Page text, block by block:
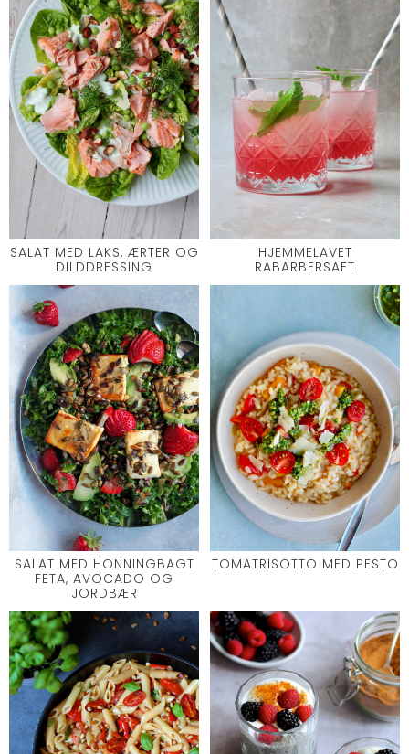
SALAT MED LAKS, ÆRTER OG
DILDDRESSING
HJEMMELAVET
RABARBERSAFT
SALAT MED HONNINGBAGT
FETA, AVOCADO OG
JORDBÆR
TOMATRISOTTO MED PESTO